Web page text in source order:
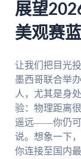
展望
美观赛
让我们把目光
墨西哥联合举
人，尤其是身
验：物理距离
遥远——你仍可
说。想象一下
你连接至国内